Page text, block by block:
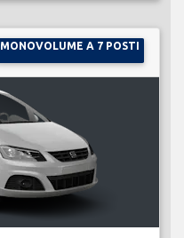
MONOVOLUME A 7 POSTI